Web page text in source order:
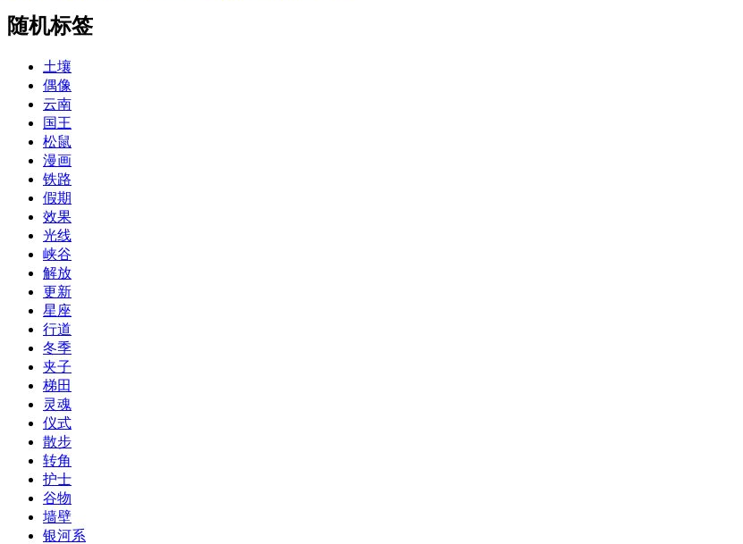
随机标签
土壤
偶像
云南
国王
松鼠
漫画
铁路
假期
效果
光线
峡谷
解放
更新
星座
行道
冬季
夹子
梯田
灵魂
仪式
散步
转角
护士
谷物
墙壁
银河系